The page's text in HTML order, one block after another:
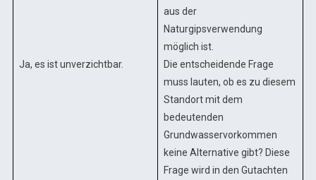
Ja, es ist unverzichtbar.
aus der
Naturgipsverwendung
möglich ist.
Die entscheidende Frage
muss lauten, ob es zu diesem
Standort mit dem
bedeutenden
Grundwasservorkommen
keine Alternative gibt? Diese
Frage wird in den Gutachten